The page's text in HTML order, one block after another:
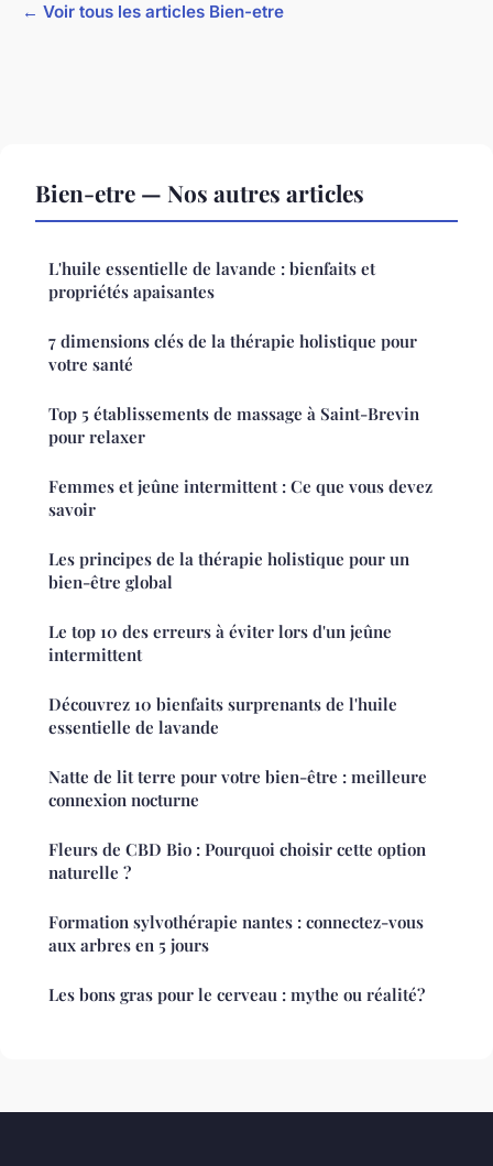
← Voir tous les articles Bien-etre
Bien-etre — Nos autres articles
L'huile essentielle de lavande : bienfaits et
propriétés apaisantes
7 dimensions clés de la thérapie holistique pour
votre santé
Top 5 établissements de massage à Saint-Brevin
pour relaxer
Femmes et jeûne intermittent : Ce que vous devez
savoir
Les principes de la thérapie holistique pour un
bien-être global
Le top 10 des erreurs à éviter lors d'un jeûne
intermittent
Découvrez 10 bienfaits surprenants de l'huile
essentielle de lavande
Natte de lit terre pour votre bien-être : meilleure
connexion nocturne
Fleurs de CBD Bio : Pourquoi choisir cette option
naturelle ?
Formation sylvothérapie nantes : connectez-vous
aux arbres en 5 jours
Les bons gras pour le cerveau : mythe ou réalité?